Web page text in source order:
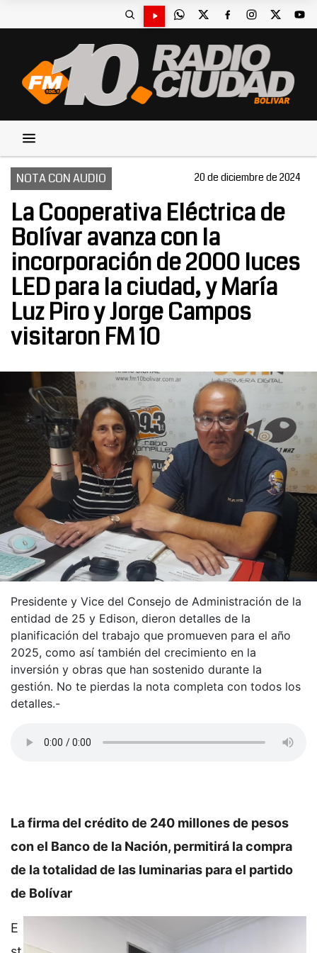
NOTA CON AUDIO 20 de diciembre de 2024
La Cooperativa Eléctrica de
Bolívar avanza con la
incorporación de 2000 luces
LED para la ciudad, y María
Luz Piro y Jorge Campos
visitaron FM 10
Presidente y Vice del Consejo de Administración de la
entidad de 25 y Edison, dieron detalles de la
planificación del trabajo que promueven para el año
2025, como así también del crecimiento en la
inversión y obras que han sostenido durante la
gestión. No te pierdas la nota completa con todos los
detalles.-
La firma del crédito de 240 millones de pesos
con el Banco de la Nación, permitirá la compra
de la totalidad de las luminarias para el partido
de Bolívar
E